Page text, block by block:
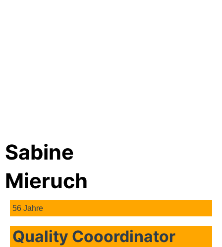
Sabine
Mieruch
56 Jahre
Quality Cooordinator